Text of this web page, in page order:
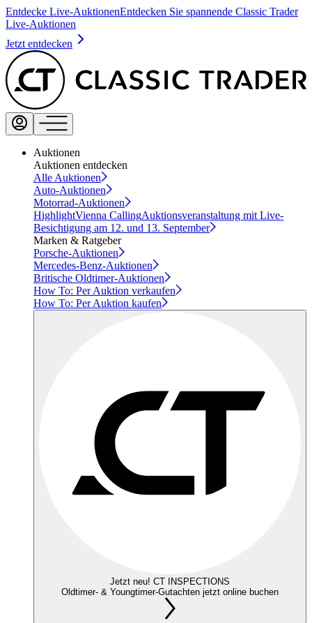
Entdecke Live-AuktionenEntdecken Sie spannende Classic Trader
Live-Auktionen
Jetzt entdecken
Auktionen
Auktionen entdecken
Alle Auktionen
Auto-Auktionen
Motorrad-Auktionen
HighlightVienna CallingAuktionsveranstaltung mit Live-
Besichtigung am 12. und 13. September
Marken & Ratgeber
Porsche-Auktionen
Mercedes-Benz-Auktionen
Britische Oldtimer-Auktionen
How To: Per Auktion verkaufen
How To: Per Auktion kaufen
Jetzt neu! CT INSPECTIONS
Oldtimer- & Youngtimer-Gutachten jetzt online buchen